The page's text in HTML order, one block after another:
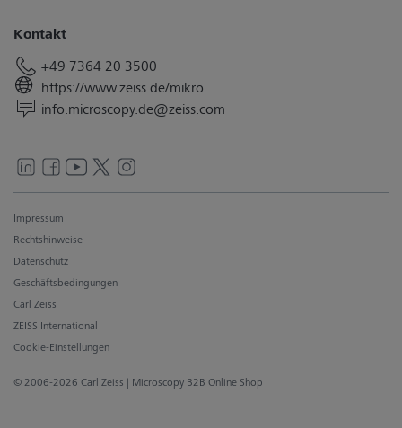
Kontakt
+49 7364 20 3500
https://www.zeiss.de/mikro
info.microscopy.de@zeiss.com
© 2006-2026 Carl Zeiss | Microscopy B2B Online Shop
Impressum
Rechtshinweise
Datenschutz
Geschäftsbedingungen
Carl Zeiss
ZEISS International
Cookie-Einstellungen